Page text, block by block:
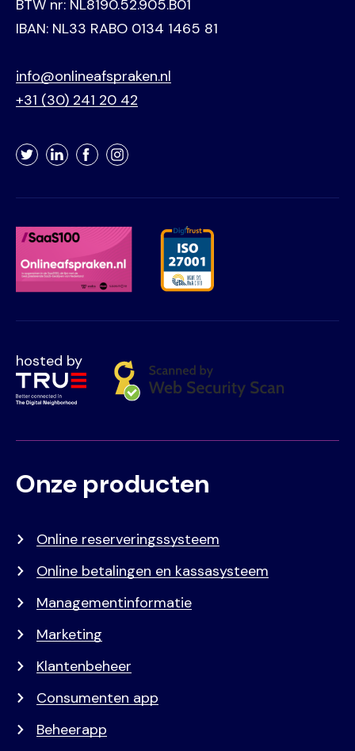
BTW nr: NL8190.52.905.B01
IBAN: NL33 RABO 0134 1465 81
info@onlineafspraken.nl
+31 (30) 241 20 42
TwitterLinkedInFacebookInstagram
hosted by
Voet
Primair
Onze producten
Online reserveringssysteem
Online betalingen en kassasysteem
Managementinformatie
Marketing
Klantenbeheer
Consumenten app
Beheerapp